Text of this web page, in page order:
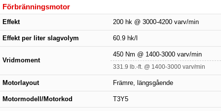
Förbränningsmotor
Effekt 200 hk @ 3000-4200 varv/min
Effekt per liter slagvolym 60.9 hk/l
Vridmoment
450 Nm @ 1400-3000 varv/min
331.9 lb.-ft. @ 1400-3000 varv/min
Motorlayout Främre, längsgående
Motormodell/Motorkod T3Y5